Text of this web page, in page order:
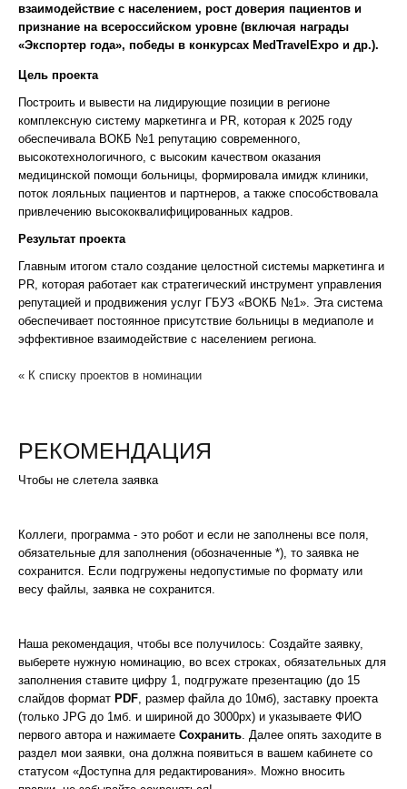
взаимодействие с населением, рост доверия пациентов и
признание на всероссийском уровне (включая награды
«Экспортер года», победы в конкурсах MedTravelExpo и др.).
Цель проекта
Построить и вывести на лидирующие позиции в регионе
комплексную систему маркетинга и PR, которая к 2025 году
обеспечивала ВОКБ №1 репутацию современного,
высокотехнологичного, с высоким качеством оказания
медицинской помощи больницы, формировала имидж клиники,
поток лояльных пациентов и партнеров, а также способствовала
привлечению высококвалифицированных кадров.
Результат проекта
Главным итогом стало создание целостной системы маркетинга и
PR, которая работает как стратегический инструмент управления
репутацией и продвижения услуг ГБУЗ «ВОКБ №1». Эта система
обеспечивает постоянное присутствие больницы в медиаполе и
эффективное взаимодействие с населением региона.
« К списку проектов в номинации
РЕКОМЕНДАЦИЯ
Чтобы не слетела заявка
Коллеги, программа - это робот и если не заполнены все поля,
обязательные для заполнения (обозначенные *), то заявка не
сохранится. Если подгружены недопустимые по формату или
весу файлы, заявка не сохранится.
Наша рекомендация, чтобы все получилось: Создайте заявку,
выберете нужную номинацию, во всех строках, обязательных для
заполнения ставите цифру 1, подгружате презентацию (до 15
слайдов формат PDF , размер файла до 10мб), заставку проекта
(только JPG до 1мб. и шириной до 3000px) и указываете ФИО
первого автора и нажимаете Сохранить . Далее опять заходите в
раздел мои заявки, она должна появиться в вашем кабинете со
статусом «Доступна для редактирования». Можно вносить